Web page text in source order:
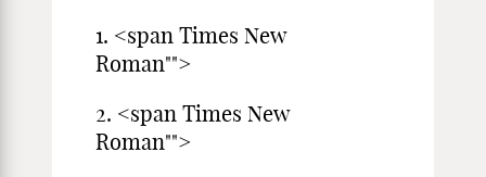
1. <span Times New
Roman"">
2. <span Times New
Roman"">